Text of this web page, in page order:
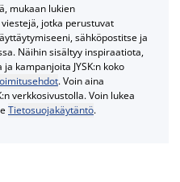
mukaan lukien
jotka perustuvat
sähköpostitse ja
Näihin sisältyy inspiraatiota,
kampanjoita JYSK:n koko
. Voin aina
verkkosivustolla. Voin lukea
Tietosuojakäytäntö.